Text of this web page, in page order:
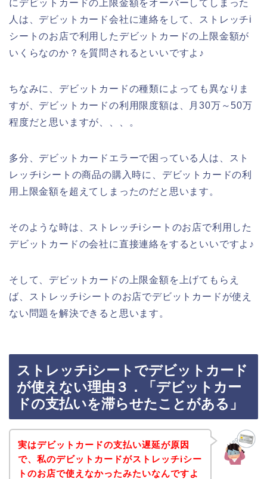
にデビットカードの上限金額をオーバーしてしまった
人は、デビットカード会社に連絡をして、ストレッチi
シートのお店で利用したデビットカードの上限金額が
いくらなのか？を質問されるといいですよ♪
ちなみに、デビットカードの種類によっても異なりま
すが、デビットカードの利用限度額は、月30万～50万
程度だと思いますが、、、。
多分、デビットカードエラーで困っている人は、スト
レッチiシートの商品の購入時に、デビットカードの利
用上限金額を超えてしまったのだと思います。
そのような時は、ストレッチiシートのお店で利用した
デビットカードの会社に直接連絡をするといいですよ♪
そして、デビットカードの上限金額を上げてもらえ
ば、ストレッチiシートのお店でデビットカードが使え
ない問題を解決できると思います。
ストレッチiシートでデビットカード
が使えない理由３．「デビットカー
ドの支払いを滞らせたことがある」
実はデビットカードの支払い遅延が原因
で、私のデビットカードがストレッチiシー
トのお店で使えなかったみたいなんですよ